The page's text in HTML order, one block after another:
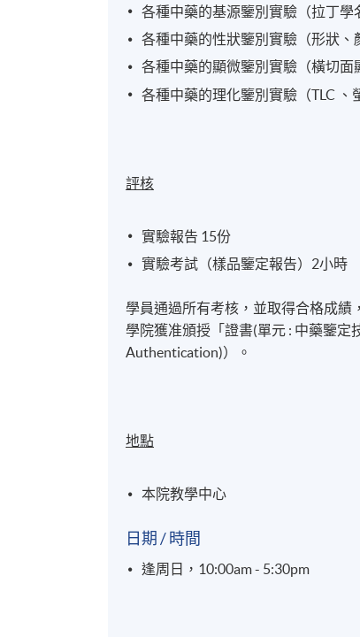
各種中藥的基源鑒別實驗（拉丁學
各種中藥的性狀鑒別實驗（形狀、
各種中藥的顯微鑒別實驗（橫切面
各種中藥的理化鑒別實驗（TLC 、
評核
實驗報告 15份
實驗考試（樣品鑒定報告）2小時
學員通過所有考核，並取得合格成績
學院獲准頒授「證書(單元 : 中藥鑒定
Authentication)）。
地點
本院教學中心
日期 / 時間
逢周日，10:00am - 5:30pm